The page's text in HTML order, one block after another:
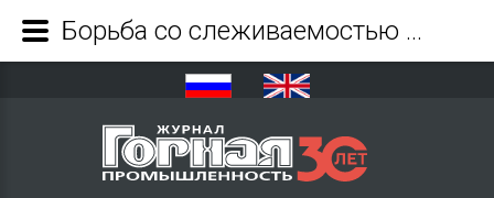
Борьба со слеживаемостью аммиачной селитры и механизированное заряжание игданитом-П подземных зарядных машин на дневной поверхности - Журнал Горная промышленность